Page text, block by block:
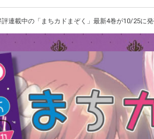
連載中の「まちカドまぞく」最新4巻が10/25